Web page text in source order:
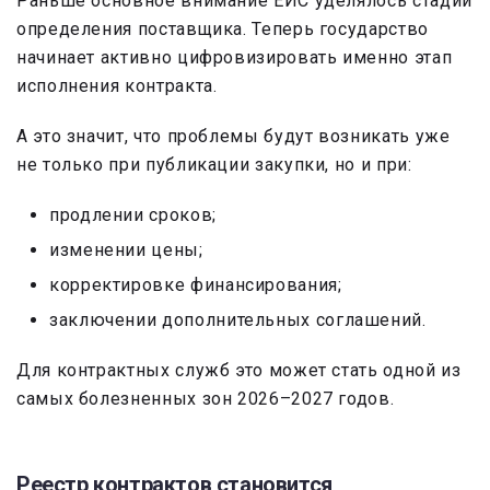
определения поставщика. Теперь государство
начинает активно цифровизировать именно этап
исполнения контракта.
А это значит, что проблемы будут возникать уже
не только при публикации закупки, но и при:
продлении сроков;
изменении цены;
корректировке финансирования;
заключении дополнительных соглашений.
Для контрактных служб это может стать одной из
самых болезненных зон 2026–2027 годов.
Реестр контрактов становится